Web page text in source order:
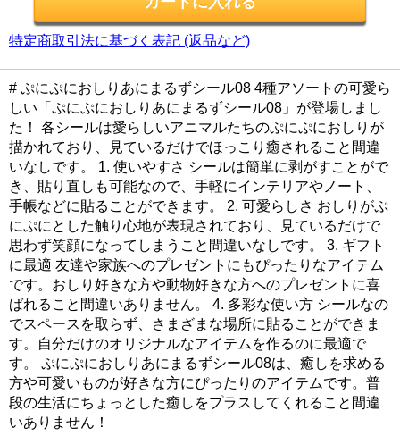
特定商取引法に基づく表記 (返品など)
# ぷにぷにおしりあにまるずシール08 4種アソートの可愛ら
しい「ぷにぷにおしりあにまるずシール08」が登場しまし
た！ 各シールは愛らしいアニマルたちのぷにぷにおしりが
描かれており、見ているだけでほっこり癒されること間違
いなしです。 1. 使いやすさ シールは簡単に剥がすことがで
き、貼り直しも可能なので、手軽にインテリアやノート、
手帳などに貼ることができます。 2. 可愛らしさ おしりがぷ
にぷにとした触り心地が表現されており、見ているだけで
思わず笑顔になってしまうこと間違いなしです。 3. ギフト
に最適 友達や家族へのプレゼントにもぴったりなアイテム
です。おしり好きな方や動物好きな方へのプレゼントに喜
ばれること間違いありません。 4. 多彩な使い方 シールなの
でスペースを取らず、さまざまな場所に貼ることができま
す。自分だけのオリジナルなアイテムを作るのに最適で
す。 ぷにぷにおしりあにまるずシール08は、癒しを求める
方や可愛いものが好きな方にぴったりのアイテムです。普
段の生活にちょっとした癒しをプラスしてくれること間違
いありません！